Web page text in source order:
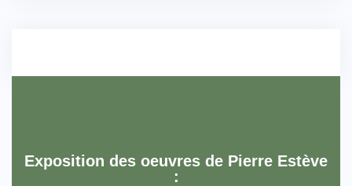
Exposition des oeuvres de Pierre Estève
: